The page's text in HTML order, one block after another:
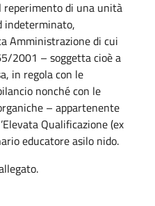
reperimento di una unità
indeterminato,
Amministrazione di cui
2001 – soggetta cioè a
in regola con le
nonché con le
– appartenente
Qualificazione (ex
educatore asilo nido.